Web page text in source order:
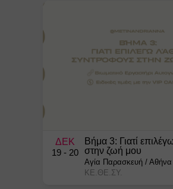
ΔΕΚ
19 - 20
Βήμα 3: Γιατί
στην ζωή μου
Αγία Παρασκευή / Αθήνα
ΚΕ.ΘΕ.ΣΥ.